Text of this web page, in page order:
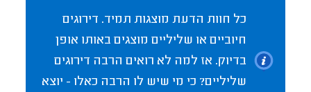
כל חוות הדעת מוצגות תמיד. דירוגים
חיוביים או שליליים מוצגים באותו אופן
בדיוק. אז למה לא רואים הרבה דירוגים
שליליים? כי מי שיש לו הרבה כאלו - יוצא